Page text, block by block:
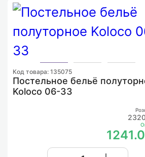
Код товара: 135075
Постельное бельё
Koloco 06-33